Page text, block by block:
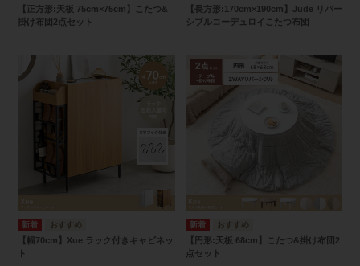
【正方形:天板 75cm×75cm】こたつ&
掛け布団2点セット
【長方形:170cm×190cm】Jude リバー
シブルコーデュロイこたつ布団
【幅70cm】Xue ラック付きキャビネッ
ト
【円形:天板 68cm】こたつ&掛け布団2
点セット